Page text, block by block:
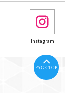
PAGE TOP